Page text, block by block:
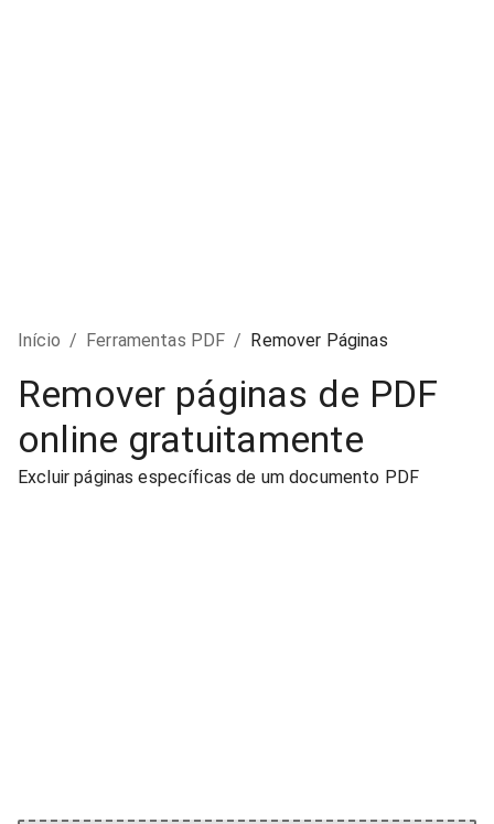
Início / Ferramentas PDF / Remover Páginas
Remover páginas de PDF
online gratuitamente
Excluir páginas específicas de um documento PDF